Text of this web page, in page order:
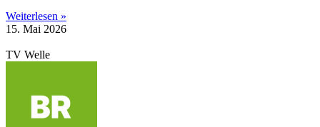
Weiterlesen »
15. Mai 2026
TV Welle